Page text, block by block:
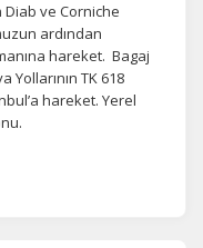
Diab ve Corniche
ardından
hareket. Bagaj
TK 618
hareket. Yerel